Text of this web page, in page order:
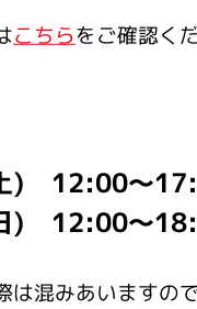
こちらをご確認く
) 12:00～
) 12:00～
は混みあいますの